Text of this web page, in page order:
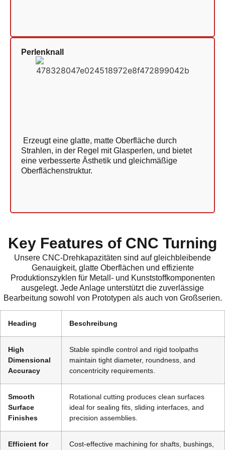
Perlenknall
Erzeugt eine glatte, matte Oberfläche durch
Strahlen, in der Regel mit Glasperlen, und bietet
eine verbesserte Ästhetik und gleichmäßige
Oberflächenstruktur.
Key Features of CNC Turning
Unsere CNC-Drehkapazitäten sind auf gleichbleibende
Genauigkeit, glatte Oberflächen und effiziente
Produktionszyklen für Metall- und Kunststoffkomponenten
ausgelegt. Jede Anlage unterstützt die zuverlässige
Bearbeitung sowohl von Prototypen als auch von Großserien.
Heading Beschreibung
High
Dimensional
Accuracy
Stable spindle control and rigid toolpaths
maintain tight diameter, roundness, and
concentricity requirements.
Smooth
Surface
Finishes
Rotational cutting produces clean surfaces
ideal for sealing fits, sliding interfaces, and
precision assemblies.
Efficient for
Cost-effective machining for shafts, bushings,